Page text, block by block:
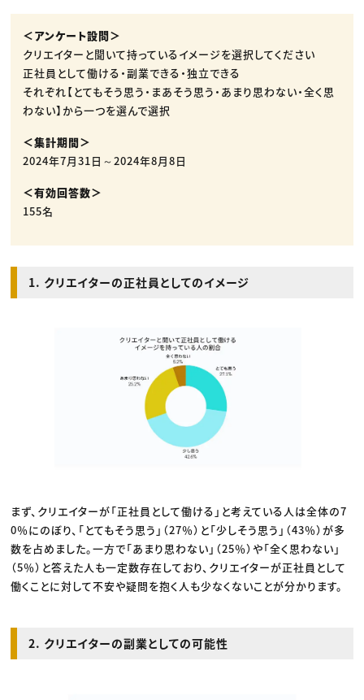
＜アンケート設問＞
クリエイターと聞いて持っているイメージを選択してください
正社員として働ける・副業できる・独立できる
それぞれ【とてもそう思う・まあそう思う・あまり思わない・全く思
わない】から一つを選んで選択
＜集計期間＞
2024年7月31日～2024年8月8日
＜有効回答数＞
155名
1. クリエイターの正社員としてのイメージ
まず、クリエイターが「正社員として働ける」と考えている人は全体の7
0％にのぼり、「とてもそう思う」（27％）と「少しそう思う」（43％）が多
数を占めました。一方で「あまり思わない」（25％）や「全く思わない」
（5％）と答えた人も一定数存在しており、クリエイターが正社員として
働くことに対して不安や疑問を抱く人も少なくないことが分かります。
2. クリエイターの副業としての可能性